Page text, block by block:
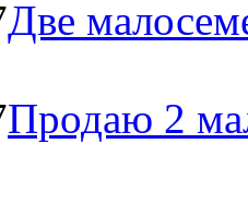
Две
Продаю 2